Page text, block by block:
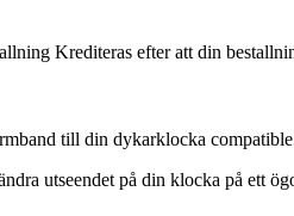
Krediteras efter att din
till din dykarklocka
utseendet på din klocka på ett